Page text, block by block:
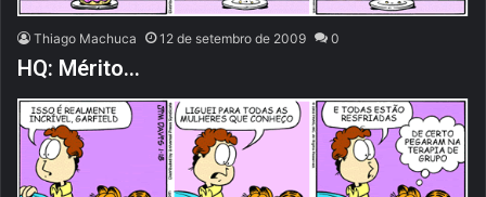
Thiago Machuca 12 de setembro de 2009 0
HQ: Mérito…